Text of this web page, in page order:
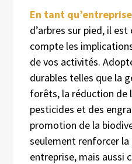
En tant qu’entreprise
d’arbres sur pied, il
compte les
de vos activités.
durables telles que la
forêts, la réduction de
pesticides et des
promotion de la
seulement renforcer
entreprise, mais aussi